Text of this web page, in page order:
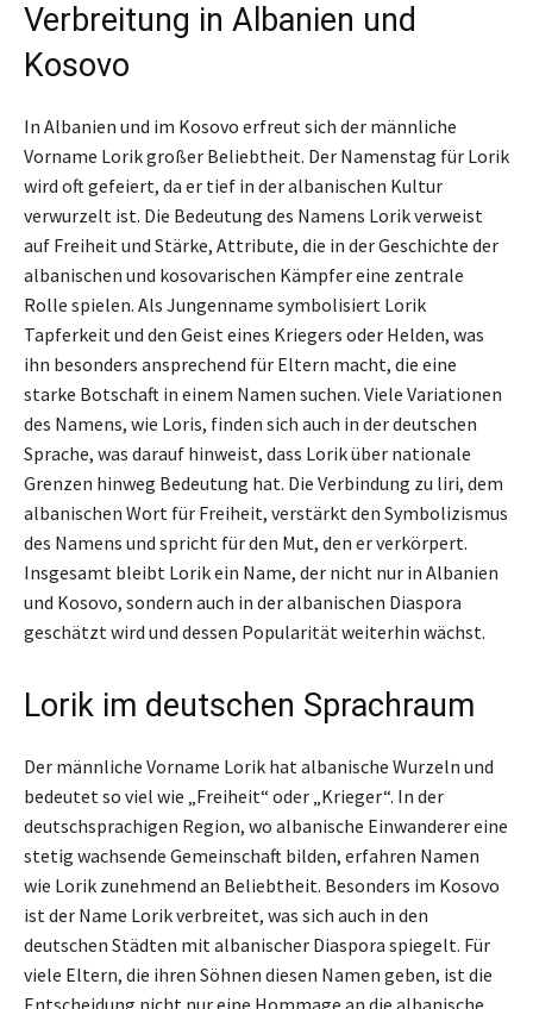
Verbreitung in Albanien und
Kosovo
In Albanien und im Kosovo erfreut sich der männliche
Vorname Lorik großer Beliebtheit. Der Namenstag für Lorik
wird oft gefeiert, da er tief in der albanischen Kultur
verwurzelt ist. Die Bedeutung des Namens Lorik verweist
auf Freiheit und Stärke, Attribute, die in der Geschichte der
albanischen und kosovarischen Kämpfer eine zentrale
Rolle spielen. Als Jungenname symbolisiert Lorik
Tapferkeit und den Geist eines Kriegers oder Helden, was
ihn besonders ansprechend für Eltern macht, die eine
starke Botschaft in einem Namen suchen. Viele Variationen
des Namens, wie Loris, finden sich auch in der deutschen
Sprache, was darauf hinweist, dass Lorik über nationale
Grenzen hinweg Bedeutung hat. Die Verbindung zu liri, dem
albanischen Wort für Freiheit, verstärkt den Symbolizismus
des Namens und spricht für den Mut, den er verkörpert.
Insgesamt bleibt Lorik ein Name, der nicht nur in Albanien
und Kosovo, sondern auch in der albanischen Diaspora
geschätzt wird und dessen Popularität weiterhin wächst.
Lorik im deutschen Sprachraum
Der männliche Vorname Lorik hat albanische Wurzeln und
bedeutet so viel wie „Freiheit“ oder „Krieger“. In der
deutschsprachigen Region, wo albanische Einwanderer eine
stetig wachsende Gemeinschaft bilden, erfahren Namen
wie Lorik zunehmend an Beliebtheit. Besonders im Kosovo
ist der Name Lorik verbreitet, was sich auch in den
deutschen Städten mit albanischer Diaspora spiegelt. Für
viele Eltern, die ihren Söhnen diesen Namen geben, ist die